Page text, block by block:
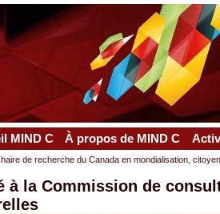
MIND C À propos de MIND C
de recherche du Canada en mondialisation,
à la Commission de